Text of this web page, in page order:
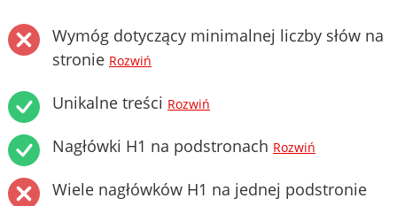
Wymóg dotyczący minimalnej liczby słów na
stronie Rozwiń
Unikalne treści Rozwiń
Nagłówki H1 na podstronach Rozwiń
Wiele nagłówków H1 na jednej podstronie